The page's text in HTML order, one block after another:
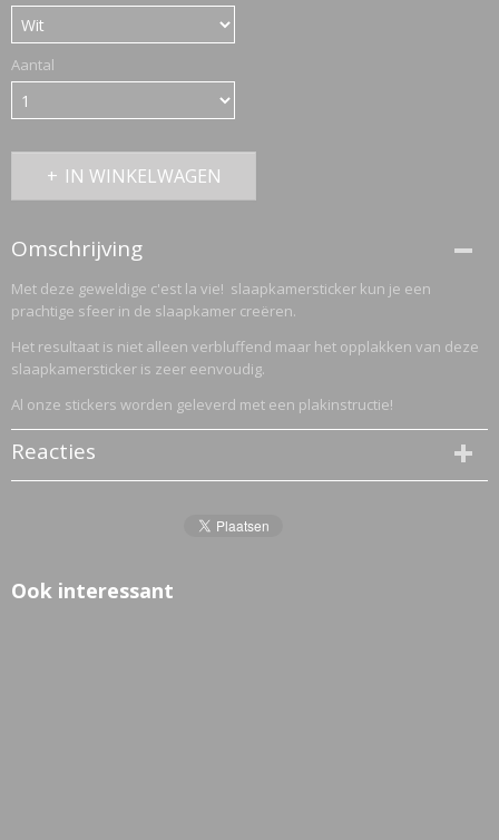
Aantal
IN WINKELWAGEN
Omschrijving
Met deze geweldige c'est la vie! slaapkamersticker kun je een
prachtige sfeer in de slaapkamer creëren.
Het resultaat is niet alleen verbluffend maar het opplakken van deze
slaapkamersticker is zeer eenvoudig.
Al onze stickers worden geleverd met een plakinstructie!
Reacties
Ook interessant